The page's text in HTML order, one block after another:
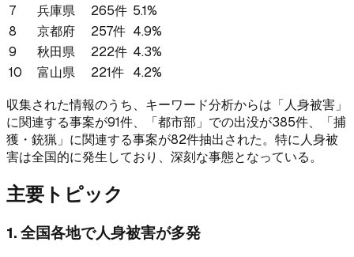
7
兵庫県 265件 5.1%
8
京都府 257件 4.9%
9
秋田県 222件 4.3%
10
富山県 221件 4.2%
収集された情報のうち、キーワード分析からは「人身被害」
に関連する事案が91件、「都市部」での出没が385件、「捕
獲・銃猟」に関連する事案が82件抽出された。特に人身被
害は全国的に発生しており、深刻な事態となっている。
主要トピック
1. 全国各地で人身被害が多発